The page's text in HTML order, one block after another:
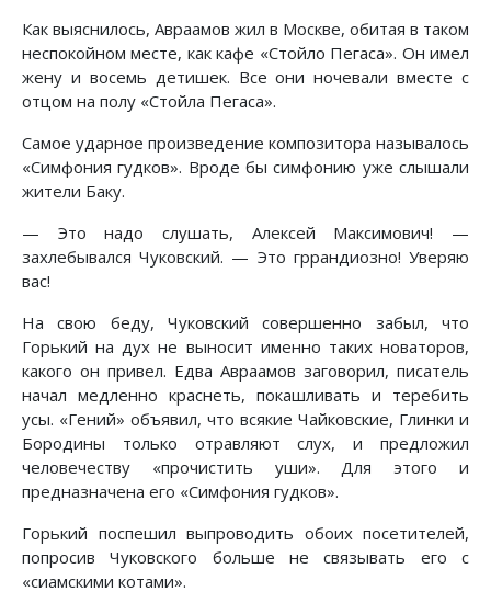
Как выяснилось, Авраамов жил в Москве, обитая в таком
неспокойном месте, как кафе «Стойло Пегаса». Он имел
жену и восемь детишек. Все они ночевали вместе с
отцом на полу «Стойла Пегаса».
Самое ударное произведение композитора называлось
«Симфония гудков». Вроде бы симфонию уже слышали
жители Баку.
— Это надо слушать, Алексей Максимович! —
захлебывался Чуковский. — Это гррандиозно! Уверяю
вас!
На свою беду, Чуковский совершенно забыл, что
Горький на дух не выносит именно таких новаторов,
какого он привел. Едва Авраамов заговорил, писатель
начал медленно краснеть, покашливать и теребить
усы. «Гений» объявил, что всякие Чайковские, Глинки и
Бородины только отравляют слух, и предложил
человечеству «прочистить уши». Для этого и
предназначена его «Симфония гудков».
Горький поспешил выпроводить обоих посетителей,
попросив Чуковского больше не связывать его с
«сиамскими котами».